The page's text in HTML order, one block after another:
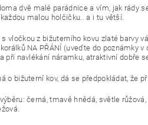
dvě malé parádnice a vím, jak rády
malou holčičku.. a i tu větší.
vločkou z bižuterního kovu zlaté barvy
NA PŘÁNÍ (uveďte do poznámky
při navlékání náramku, atraktivní dobře
o bižuterní kov, dá se předpokládat, že
černá, tmavě hnědá, světle